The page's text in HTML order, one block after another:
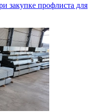
закупке профлиста для